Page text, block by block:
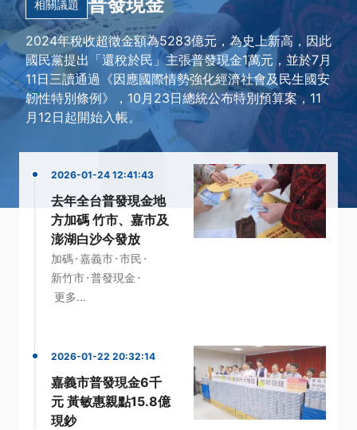
相關議題 普發現金
2024年稅收超徵金額為5283億元，為史上新高，因此
國民黨提出「還稅於民」主張普發現金1萬元，並於7月
11日三讀通過《因應國際情勢強化經濟社會及民生國安
韌性特別條例》，10月23日總統公布特別預算案，11
月12日起開始入帳。
2026-01-24 12:41:43
去年全台普發現金地
方加碼 竹市、嘉市及
澎湖白沙今發放
加碼·嘉義市·市民 ·
新竹市·普發現金 ·
更多...
2026-01-22 20:32:14
嘉義市普發現金6千
元 黃敏惠親點15.8億
現鈔